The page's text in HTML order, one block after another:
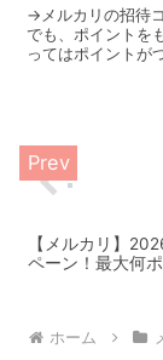
→メルカリの招待
でも、ポイントを
ってはポイントが
が停止状態❌招
【メルカリ】
ペーン！最大何
ホーム